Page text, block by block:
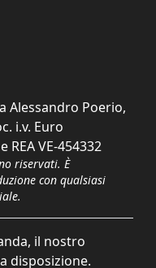
Alessandro Poerio,
i.v. Euro
REA VE-454332
riservati. È
con qualsiasi
il nostro
disposizione.